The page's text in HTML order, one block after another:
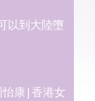
以到大陸墮
康|香港女